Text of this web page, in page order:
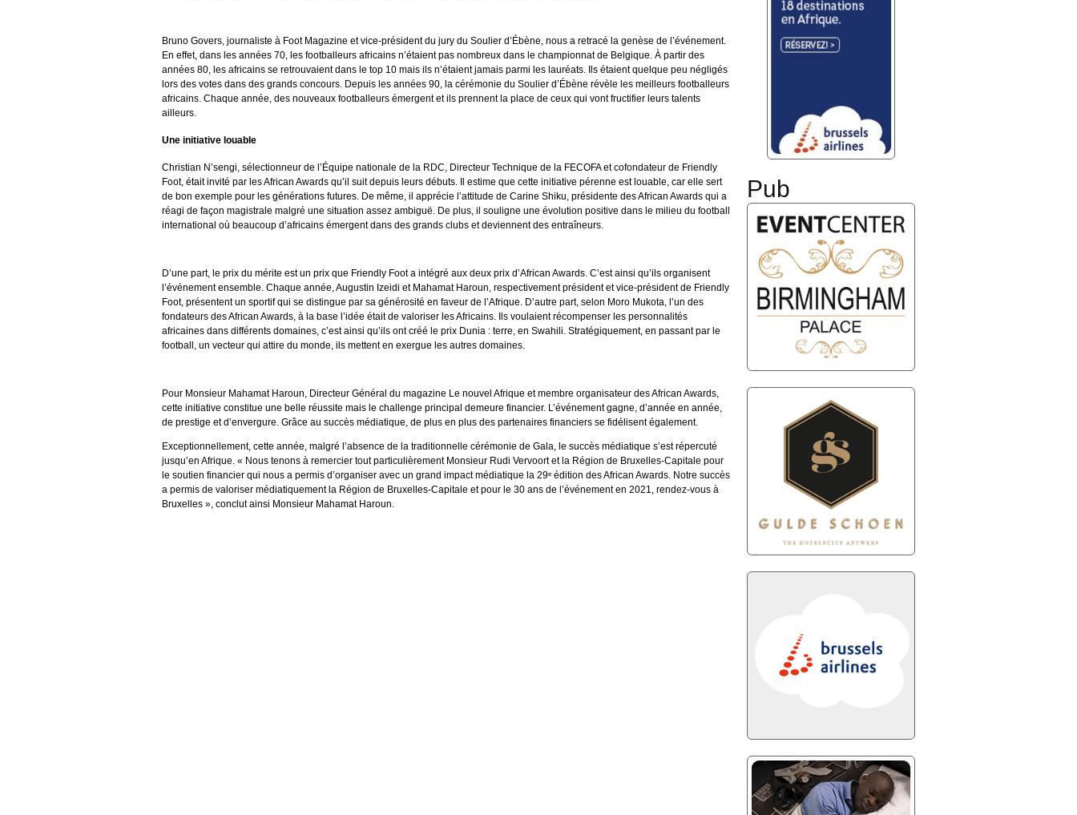
Bruno Govers, journaliste à Foot Magazine et vice-président du jury du Soulier d’Ébène, nous a retracé la genèse de l’événement.
En effet, dans les années 70, les footballeurs africains n’étaient pas nombreux dans le championnat de Belgique. À partir des
années 80, les africains se retrouvaient dans le top 10 mais ils n’étaient jamais parmi les lauréats. Ils étaient quelque peu négligés
lors des votes dans des grands concours. Depuis les années 90, la cérémonie du Soulier d’Ébène révèle les meilleurs footballeurs
africains. Chaque année, des nouveaux footballeurs émergent et ils prennent la place de ceux qui vont fructifier leurs talents
ailleurs.
Une initiative louable
Christian N’sengi, sélectionneur de l’Équipe nationale de la RDC, Directeur Technique de la FECOFA et cofondateur de Friendly
Foot, était invité par les African Awards qu’il suit depuis leurs débuts. Il estime que cette initiative pérenne est louable, car elle sert
de bon exemple pour les générations futures. De même, il apprécie l’attitude de Carine Shiku, présidente des African Awards qui a
réagi de façon magistrale malgré une situation assez ambiguë. De plus, il souligne une évolution positive dans le milieu du football
international où beaucoup d’africains émergent dans des grands clubs et deviennent des entraîneurs.
D’une part, le prix du mérite est un prix que Friendly Foot a intégré aux deux prix d’African Awards. C’est ainsi qu’ils organisent
l’événement ensemble. Chaque année, Augustin Izeidi et Mahamat Haroun, respectivement président et vice-président de Friendly
Foot, présentent un sportif qui se distingue par sa générosité en faveur de l’Afrique. D’autre part, selon Moro Mukota, l’un des
fondateurs des African Awards, à la base l’idée était de valoriser les Africains. Ils voulaient récompenser les personnalités
africaines dans différents domaines, c’est ainsi qu’ils ont créé le prix Dunia : terre, en Swahili. Stratégiquement, en passant par le
football, un vecteur qui attire du monde, ils mettent en exergue les autres domaines.
Pour Monsieur Mahamat Haroun, Directeur Général du magazine Le nouvel Afrique et membre organisateur des African Awards,
cette initiative constitue une belle réussite mais le challenge principal demeure financier. L’événement gagne, d’année en année,
de prestige et d’envergure. Grâce au succès médiatique, de plus en plus des partenaires financiers se fidélisent également.
Exceptionnellement, cette année, malgré l’absence de la traditionnelle cérémonie de Gala, le succès médiatique s’est répercuté
jusqu’en Afrique. « Nous tenons à remercier tout particulièrement Monsieur Rudi Vervoort et la Région de Bruxelles-Capitale pour
le soutien financier qui nous a permis d’organiser avec un grand impact médiatique la 29ᵉ édition des African Awards. Notre succès
a permis de valoriser médiatiquement la Région de Bruxelles-Capitale et pour le 30 ans de l’événement en 2021, rendez-vous à
Bruxelles », conclut ainsi Monsieur Mahamat Haroun.
Pub